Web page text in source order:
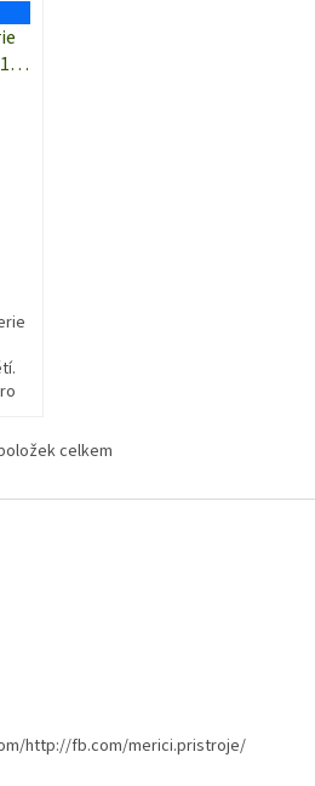
O
l
y
v
celkem
http://fb.com/merici.pristroje/